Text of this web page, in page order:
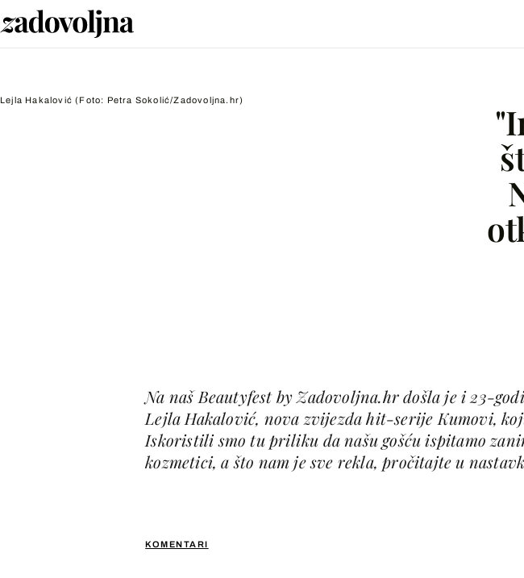
Lejla Hakalović(Foto: Petra Sokolić/Zadovoljna.hr)
KOMENTARI
Na naš Beautyfest by Zadovoljna.hr došla je i 23-
Lejla Hakalović, nova zvijezda hit-serije Kumovi,
Iskoristili smo tu priliku da našu gošću ispitamo
kozmetici, a što nam je sve rekla, pročitajte u